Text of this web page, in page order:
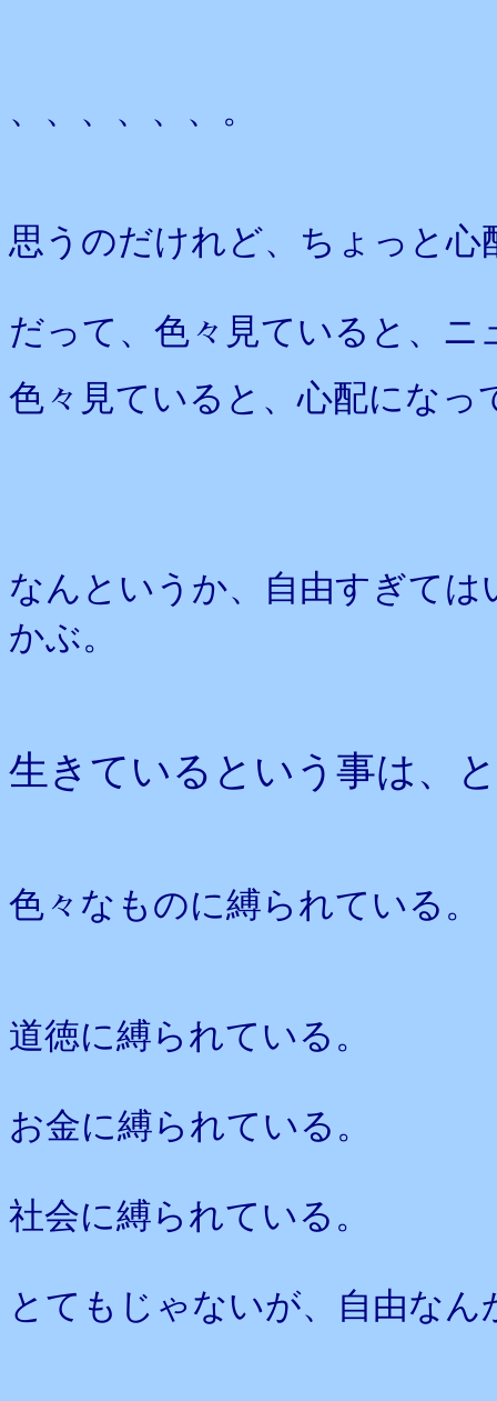
、、、、、、。
思うのだけれど、ちょっと心
だって、色々見ていると、
色々見ていると、心配になっ
なんというか、自由すぎて
かぶ。
生きているという事は、
色々なものに縛られている。
道徳に縛られている。
お金に縛られている。
社会に縛られている。
とてもじゃないが、自由なん